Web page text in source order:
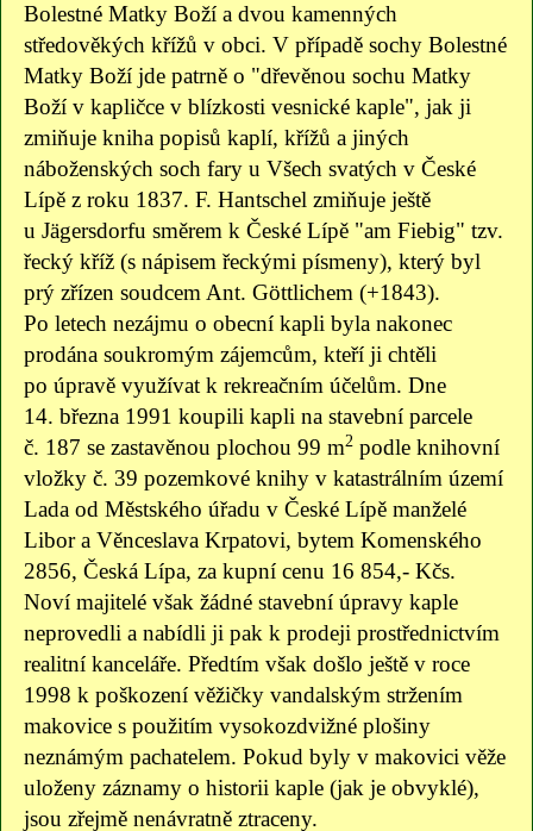
Bolestné Matky Boží a dvou kamenných
středověkých křížů v obci. V případě sochy Bolestné
Matky Boží jde patrně o "dřevěnou sochu Matky
Boží v kapličce v blízkosti vesnické kaple", jak ji
zmiňuje kniha popisů kaplí, křížů a jiných
náboženských soch fary u Všech svatých v České
Lípě z roku 1837. F. Hantschel zmiňuje ještě
u Jägersdorfu směrem k České Lípě "am Fiebig" tzv.
řecký kříž (s nápisem řeckými písmeny), který byl
prý zřízen soudcem Ant. Göttlichem (+1843).
Po letech nezájmu o obecní kapli byla nakonec
prodána soukromým zájemcům, kteří ji chtěli
po úpravě využívat k rekreačním účelům. Dne
14. března 1991 koupili kapli na stavební parcele
č. 187 se zastavěnou plochou 99 m2podle knihovní
vložky č. 39 pozemkové knihy v katastrálním území
Lada od Městského úřadu v České Lípě manželé
Libor a Věnceslava Krpatovi, bytem Komenského
2856, Česká Lípa, za kupní cenu 16 854,- Kčs.
Noví majitelé však žádné stavební úpravy kaple
neprovedli a nabídli ji pak k prodeji prostřednictvím
realitní kanceláře. Předtím však došlo ještě v roce
1998 k poškození věžičky vandalským stržením
makovice s použitím vysokozdvižné plošiny
neznámým pachatelem. Pokud byly v makovici věže
uloženy záznamy o historii kaple (jak je obvyklé),
jsou zřejmě nenávratně ztraceny.